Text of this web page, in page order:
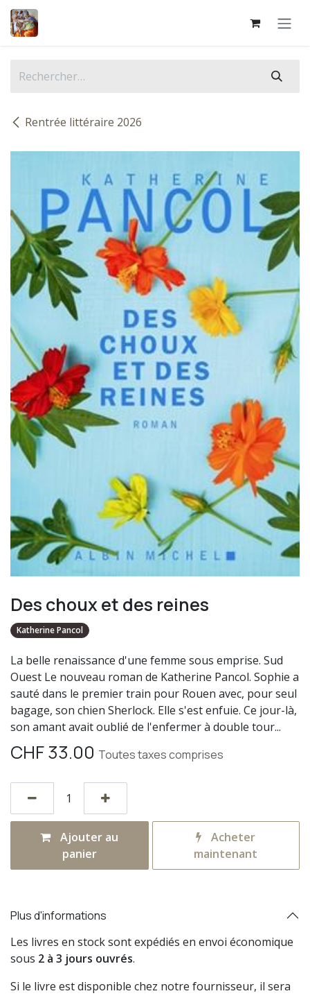
Se rendre au contenu
Rentrée littéraire 2026
Des choux et des reines
Katherine Pancol
La belle renaissance d'une femme sous emprise. Sud
Ouest Le nouveau roman de Katherine Pancol. Sophie a
sauté dans le premier train pour Rouen avec, pour seul
bagage, son chien Sherlock. Elle s'est enfuie. Ce jour-là,
son amant avait oublié de l'enfermer à double tour...
CHF33.00 Toutes taxes comprises
Ajouter au
panier
Acheter
maintenant
Plus d'informations
Les livres en stock sont expédiés en envoi économique
sous 2 à 3 jours ouvrés.
Si le livre est disponible chez notre fournisseur, il sera